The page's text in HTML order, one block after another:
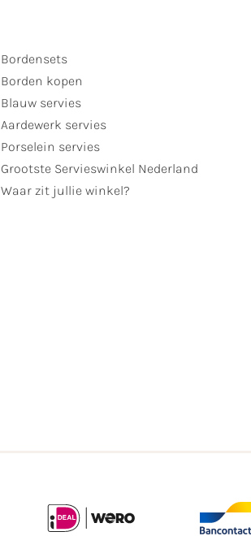
Bordensets
Borden kopen
Blauw servies
Aardewerk servies
Porselein servies
Grootste Servieswinkel Nederland
Waar zit jullie winkel?